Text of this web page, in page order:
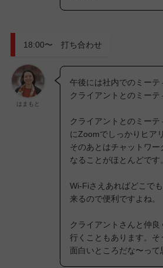
18:00〜 打ち合わせ
はまもと
午後には社内でのミーテ
クライアントとのミーテ
クライアントとのミー
にZoomでしっかりヒア
そのあとはチャットワー
なることがほとんどです
Wi-Fiさえあればどこで
来るので便利ですよね。
クライアントさんと仲良
行くこともあります。
面白いところだな〜って